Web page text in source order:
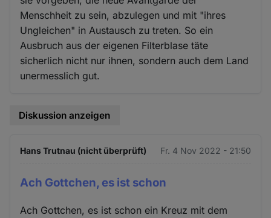
Menschheit zu sein, abzulegen und mit "ihres
Ungleichen" in Austausch zu treten. So ein
Ausbruch aus der eigenen Filterblase täte
sicherlich nicht nur ihnen, sondern auch dem Land
unermesslich gut.
Diskussion anzeigen
Hans Trutnau (nicht überprüft) Fr. 4 Nov 2022 - 21:50
Ach Gottchen, es ist schon
Ach Gottchen, es ist schon ein Kreuz mit dem